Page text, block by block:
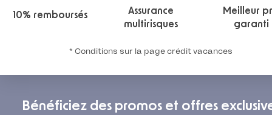
10% remboursés
Assurance
multirisques
Meilleur
garanti
* Conditions sur la page crédit vacances
Bénéficiez des promos et offres